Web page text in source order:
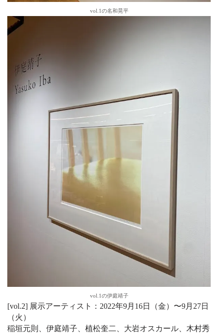
vol.1の名和晃平
vol.1の伊庭靖子
[vol.2] 展⽰アーティスト：2022年9月16日（⾦）〜9月27日
（⽕）
稲垣元則、伊庭靖⼦、植松奎⼆、⼤岩オスカール、⽊村秀